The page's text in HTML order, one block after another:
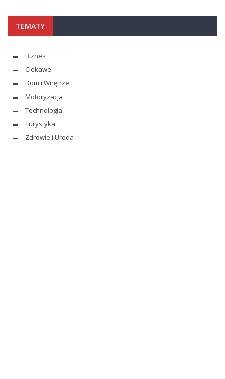
TEMATY
Biznes
Ciekawe
Dom i Wnętrze
Motoryzacja
Technologia
Turystyka
Zdrowie i Uroda